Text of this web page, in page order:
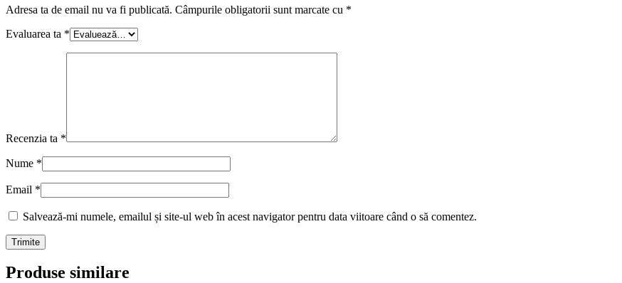
Adresa ta de email nu va fi publicată. Câmpurile obligatorii sunt marcate cu *
Evaluarea ta *
Recenzia ta *
Nume *
Email *
Salvează-mi numele, emailul și site-ul web în acest navigator pentru data viitoare când o să comentez.
Produse similare